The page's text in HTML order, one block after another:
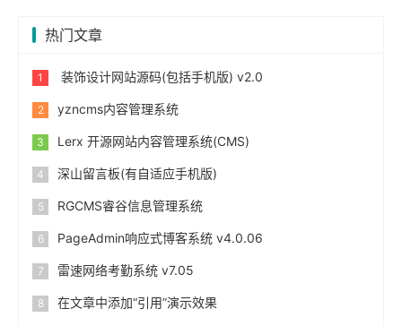
热门文章
装饰设计网站源码(包括手机版) v2.0
yzncms内容管理系统
Lerx 开源网站内容管理系统(CMS)
深山留言板(有自适应手机版)
RGCMS睿谷信息管理系统
PageAdmin响应式博客系统 v4.0.06
雷速网络考勤系统 v7.05
在文章中添加“引用”演示效果